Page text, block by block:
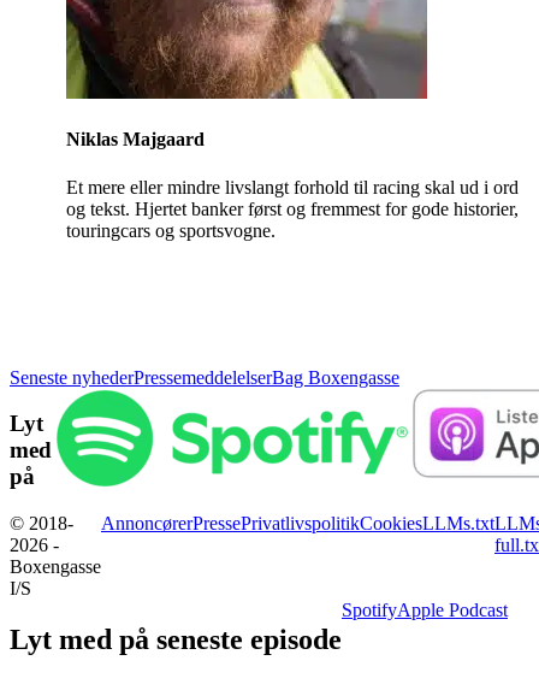
Niklas Majgaard
Et mere eller mindre livslangt forhold til racing skal ud i ord
og tekst. Hjertet banker først og fremmest for gode historier,
touringcars og sportsvogne.
Seneste nyhederPressemeddelelserBag Boxengasse
Lyt
med
på
© 2018-
2026 -
Boxengasse
I/S
AnnoncørerPressePrivatlivspolitikCookiesLLMs.txt
Lyt med på seneste episode
SpotifyApple Podcast